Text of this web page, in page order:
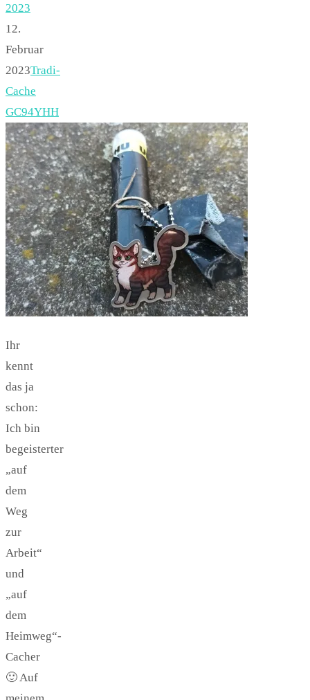
2023
12.
Februar
2023Tradi-
Cache
GC94YHH
Ihr
kennt
das ja
schon:
Ich bin
begeisterter
„auf
dem
Weg
zur
Arbeit“
und
„auf
dem
Heimweg“-
Cacher
🙂 Auf